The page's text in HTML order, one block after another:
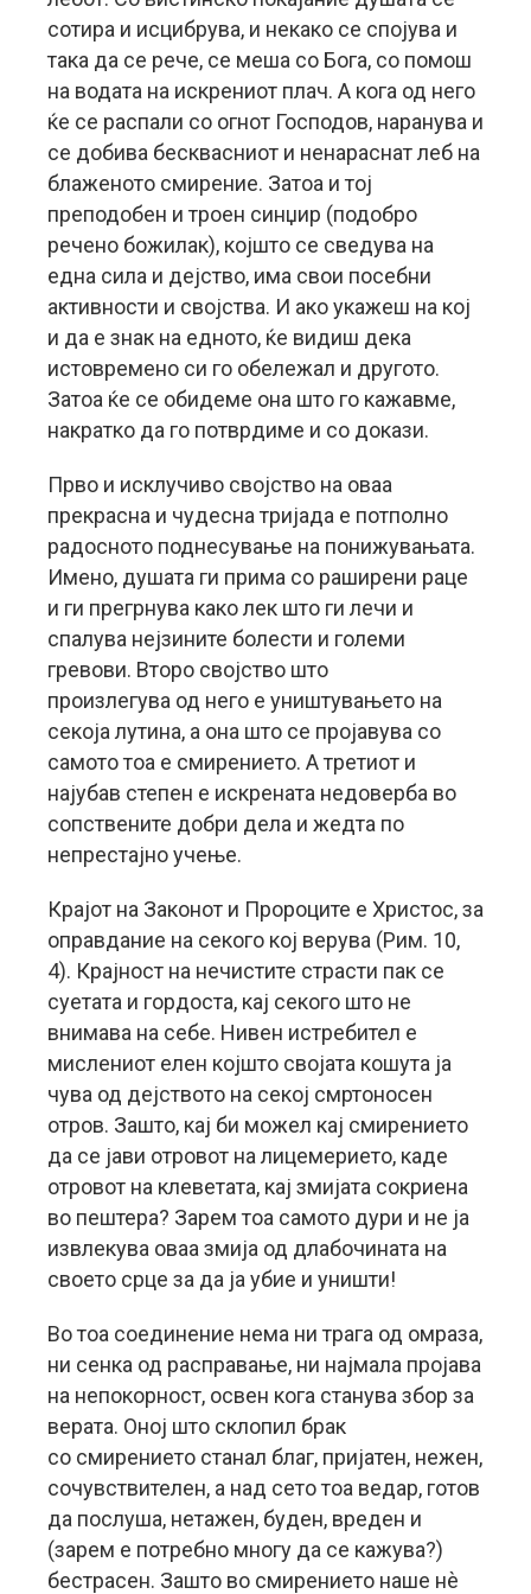
сотира и исцибрува, и некако се спојува и
така да се рече, се меша со Бога, со помош
на водата на искрениот плач. А кога од него
ќе се распали со огнот Господов, наранува и
се добива бесквасниот и ненараснат леб на
блаженото смирение. Затоа и тој
преподобен и троен синџир (подобро
речено божилак), којшто се сведува на
една сила и дејство, има свои посебни
активности и својства. И ако укажеш на кој
и да е знак на едното, ќе видиш дека
истовремено си го обележал и другото.
Затоа ќе се обидеме она што го кажавме,
накратко да го потврдиме и со докази.
Прво и исклучиво својство на оваа
прекрасна и чудесна тријада е потполно
радосното поднесување на понижувањата.
Имено, душата ги прима со раширени раце
и ги прегрнува како лек што ги лечи и
спалува нејзините болести и големи
гревови. Второ својство што
произлегува од него е уништувањето на
секоја лутина, а она што се пројавува со
самото тоа е смирението. А третиот и
најубав степен е искрената недоверба во
сопствените добри дела и жедта по
непрестајно учење.
Крајот на Законот и Пророците е Христос, за
оправдание на секого кој верува (Рим. 10,
4). Крајност на нечистите страсти пак се
суетата и гордоста, кај секого што не
внимава на себе. Нивен истребител е
мислениот елен којшто својата кошута ја
чува од дејството на секој смртоносен
отров. Зашто, кај би можел кај смирението
да се јави отровот на лицемерието, каде
отровот на клеветата, кај змијата сокриена
во пештера? Зарем тоа самото дури и не ја
извлекува оваа змија од длабочината на
своето срце за да ја убие и уништи!
Во тоа соединение нема ни трага од омраза,
ни сенка од расправање, ни најмала пројава
на непокорност, освен кога станува збор за
верата. Оној што склопил брак
со смирението станал благ, пријатен, нежен,
сочувствителен, а над сето тоа ведар, готов
да послуша, нетажен, буден, вреден и
(зарем е потребно многу да се кажува?)
бестрасен. Зашто во смирението наше нѐ